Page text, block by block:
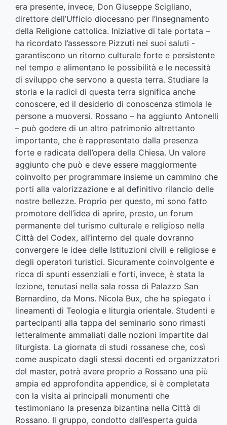
era presente, invece, Don Giuseppe Scigliano,
direttore dell’Ufficio diocesano per l’insegnamento
della Religione cattolica. Iniziative di tale portata –
ha ricordato l’assessore Pizzuti nei suoi saluti -
garantiscono un ritorno culturale forte e persistente
nel tempo e alimentano le possibilità e le necessità
di sviluppo che servono a questa terra. Studiare la
storia e la radici di questa terra significa anche
conoscere, ed il desiderio di conoscenza stimola le
persone a muoversi. Rossano – ha aggiunto Antonelli
– può godere di un altro patrimonio altrettanto
importante, che è rappresentato dalla presenza
forte e radicata dell’opera della Chiesa. Un valore
aggiunto che può e deve essere maggiormente
coinvolto per programmare insieme un cammino che
porti alla valorizzazione e al definitivo rilancio delle
nostre bellezze. Proprio per questo, mi sono fatto
promotore dell’idea di aprire, presto, un forum
permanente del turismo culturale e religioso nella
Città del Codex, all’interno del quale dovranno
convergere le idee delle Istituzioni civili e religiose e
degli operatori turistici. Sicuramente coinvolgente e
ricca di spunti essenziali e forti, invece, è stata la
lezione, tenutasi nella sala rossa di Palazzo San
Bernardino, da Mons. Nicola Bux, che ha spiegato i
lineamenti di Teologia e liturgia orientale. Studenti e
partecipanti alla tappa del seminario sono rimasti
letteralmente ammaliati dalle nozioni impartite dal
liturgista. La giornata di studi rossanese che, così
come auspicato dagli stessi docenti ed organizzatori
del master, potrà avere proprio a Rossano una più
ampia ed approfondita appendice, si è completata
con la visita ai principali monumenti che
testimoniano la presenza bizantina nella Città di
Rossano. Il gruppo, condotto dall’esperta guida